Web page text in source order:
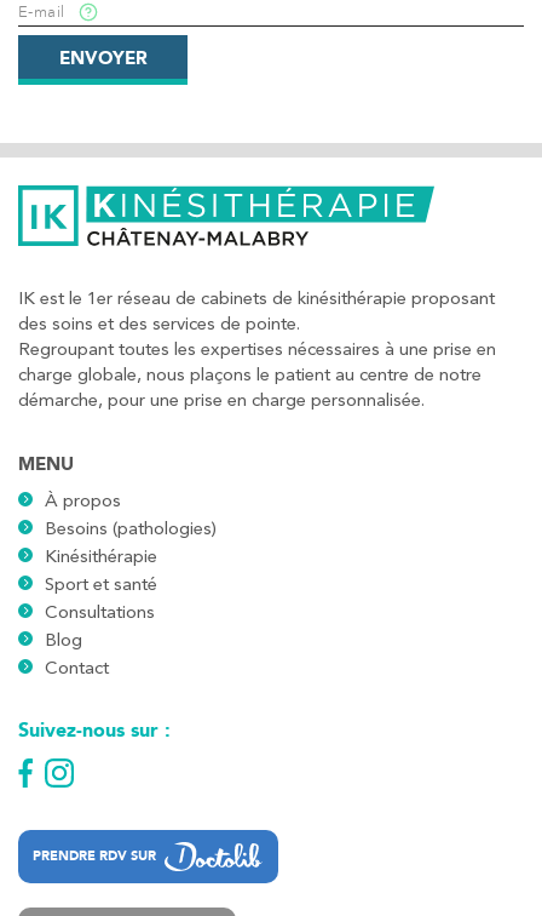
E-mail
ENVOYER
IK est le 1er réseau de cabinets de kinésithérapie proposant
des soins et des services de pointe.
Regroupant toutes les expertises nécessaires à une prise en
charge globale, nous plaçons le patient au centre de notre
démarche, pour une prise en charge personnalisée.
MENU
À propos
Besoins (pathologies)
Kinésithérapie
Sport et santé
Consultations
Blog
Contact
Suivez-nous sur :
PRENDRE RDV SUR